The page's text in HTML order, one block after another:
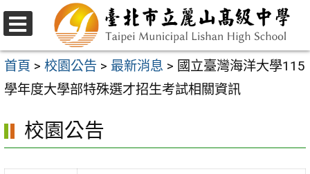
跳
至
主
要
容
區
選
單
首頁 > 校園公告 > 最新消息 > 國立臺灣海洋大學115
學年度大學部特殊選才招生考試相關資訊
校園公告